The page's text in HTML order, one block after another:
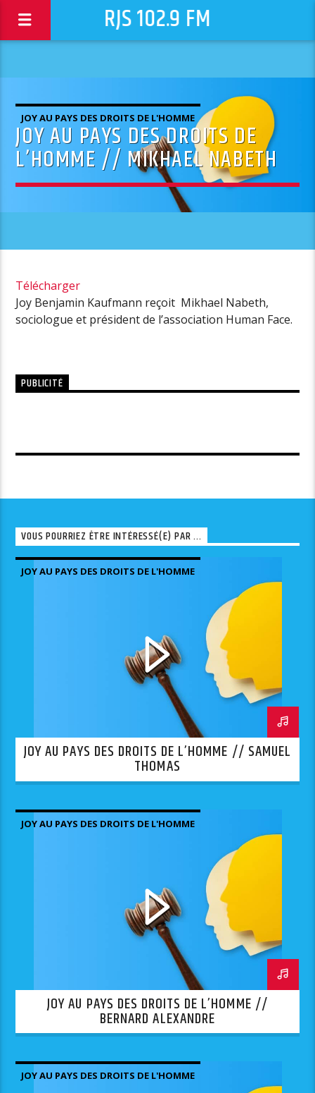
RJS 102.9 FM
JOY AU PAYS DES DROITS DE L'HOMME
JOY AU PAYS DES DROITS DE
L’HOMME // MIKHAEL NABETH
Télécharger
Joy Benjamin Kaufmann reçoit Mikhael Nabeth,
sociologue et président de l’association Human Face.
PUBLICITÉ
VOUS POURRIEZ ÊTRE INTÉRESSÉ(E) PAR ...
JOY AU PAYS DES DROITS DE L'HOMME
JOY AU PAYS DES DROITS DE L’HOMME // SAMUEL
THOMAS
JOY AU PAYS DES DROITS DE L'HOMME
JOY AU PAYS DES DROITS DE L’HOMME //
BERNARD ALEXANDRE
JOY AU PAYS DES DROITS DE L'HOMME